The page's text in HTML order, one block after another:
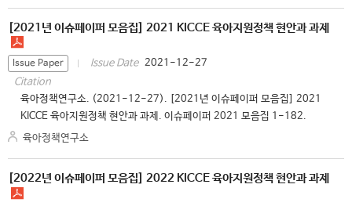
[2021년 이슈페이퍼 모음집] 2021 KICCE 육아지원정책 현안과 과제
Issue Paper Issue Date 2021-12-27
Citation
육아정책연구소. (2021-12-27). [2021년 이슈페이퍼 모음집] 2021
KICCE 육아지원정책 현안과 과제. 이슈페이퍼 2021 모음집 1-182.
육아정책연구소
[2022년 이슈페이퍼 모음집] 2022 KICCE 육아지원정책 현안과 과제